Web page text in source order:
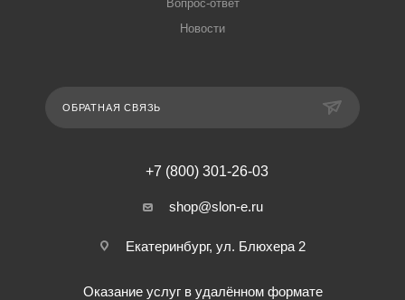
Вопрос-ответ
Новости
ОБРАТНАЯ СВЯЗЬ
+7 (800) 301-26-03
shop@slon-e.ru
Екатеринбург, ул. Блюхера 2
Оказание услуг в удалённом формате